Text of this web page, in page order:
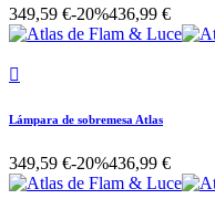
349,59 €-20%436,99 €

Lámpara de sobremesa Atlas
349,59 €-20%436,99 €